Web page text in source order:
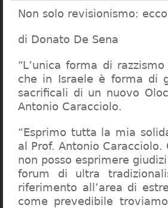
Non solo revisionismo:
di Donato De Sena
“L’unica forma di
che in Israele è forma di
sacrificali di un nuovo
Antonio Caracciolo.
“Esprimo tutta la mia
al Prof. Antonio
non posso esprimere
forum di ultra
riferimento all’area di
come prevedibile